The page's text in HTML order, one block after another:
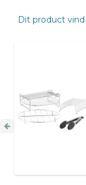
Dit product